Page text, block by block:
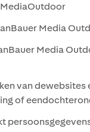
Media
Media
van dewebsites
of